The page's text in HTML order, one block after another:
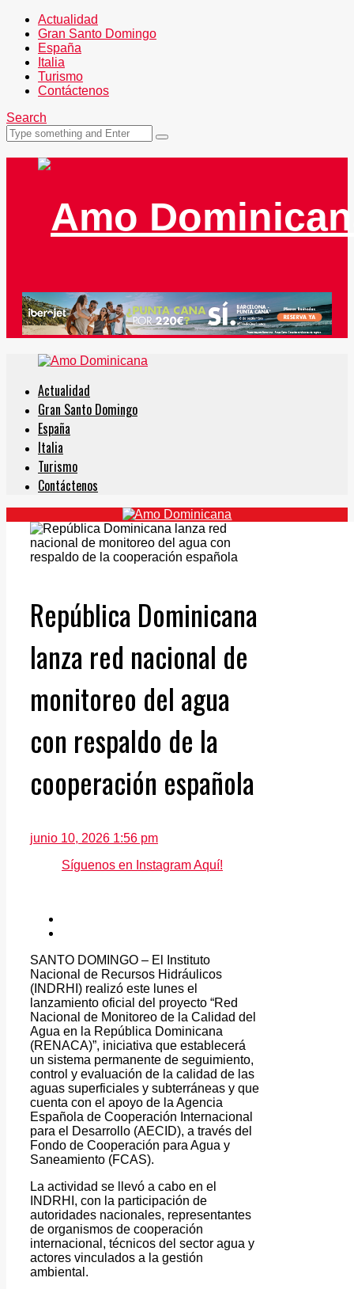
Actualidad
Gran Santo Domingo
España
Italia
Turismo
Contáctenos
Search
Actualidad
Gran Santo Domingo
España
Italia
Turismo
Contáctenos
República Dominicana
lanza red nacional de
monitoreo del agua
con respaldo de la
cooperación española
junio 10, 2026 1:56 pm
Síguenos en Instagram Aquí!
SANTO DOMINGO – El Instituto
Nacional de Recursos Hidráulicos
(INDRHI) realizó este lunes el
lanzamiento oficial del proyecto “Red
Nacional de Monitoreo de la Calidad del
Agua en la República Dominicana
(RENACA)”, iniciativa que establecerá
un sistema permanente de seguimiento,
control y evaluación de la calidad de las
aguas superficiales y subterráneas y que
cuenta con el apoyo de la Agencia
Española de Cooperación Internacional
para el Desarrollo (AECID), a través del
Fondo de Cooperación para Agua y
Saneamiento (FCAS).
La actividad se llevó a cabo en el
INDRHI, con la participación de
autoridades nacionales, representantes
de organismos de cooperación
internacional, técnicos del sector agua y
actores vinculados a la gestión
ambiental.